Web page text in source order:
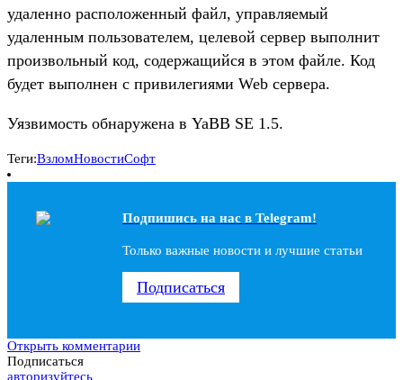
удаленно расположенный файл, управляемый
удаленным пользователем, целевой сервер выполнит
произвольный код, содержащийся в этом файле. Код
будет выполнен с привилегиями Web сервера.
Уязвимость обнаружена в YaBB SE 1.5.
Теги:ВзломНовостиСофт
Подпишись на наc в Telegram!
Только важные новости и лучшие статьи
Подписаться
Открыть комментарии
Подписаться
авторизуйтесь